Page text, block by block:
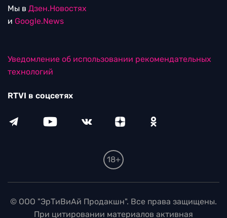
Мы в Дзен.Новостях
и Google.News
Уведомление об использовании рекомендательных
технологий
RTVI в соцсетях
18+
© ООО "ЭрТиВиАй Продакшн". Все права защищены.
При цитировании материалов активная